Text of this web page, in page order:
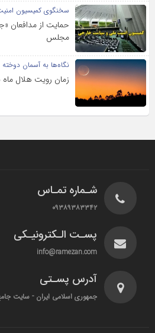
سخنگوی کمیسیون
حمایت از مدافعان
مجلس
نگاه‌ها به آسمان
زمان رویت هلال ماه
شـماره تمـاس
۰۹۳۸۹۳۸۳۳۴۲
پسـت الـکترونیـکی
info@ramezan.com
آدرس پسـتی
جمهوری اسلامی ایران - سایت